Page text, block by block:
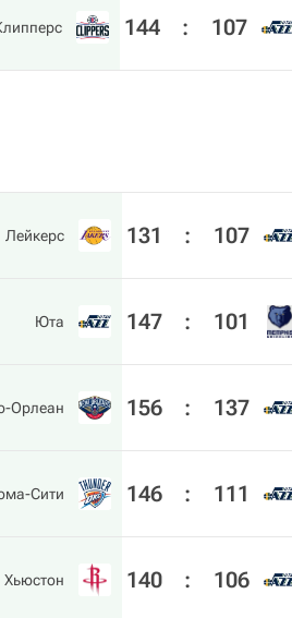
144 : 107
Лейкерс 131 : 107
Юта 147 : 101
Орлеан 156 : 137
Сити 146 : 111
Хьюстон 140 : 106